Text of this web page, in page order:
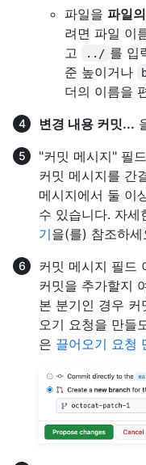
파일을 파일
려면 파일 이
고
../ 를 입
준 높이거나
더의 이름을
변경 내용 커밋...
"커밋 메시지" 필
커밋 메시지를 간
메시지에서 둘 이
수 있습니다. 자세
기을(를) 참조하세
커밋 메시지 필드
커밋을 추가할지
본 분기인 경우
오기 요청을 만들
은 끌어오기 요청